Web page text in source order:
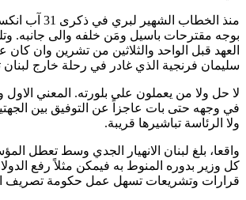
منذ
بوجه مقترحات باسيل ومَن خلفه والى جانبه.
العهد قبل الواحد والثلاثين من تشرين وان
سليمان فرنجية الذي غادر في رحلة خارج
لا حل ولا من يعملون على بلورته. المعني
في وجهه حتى بات عاجزاً عن التوفيق بين
ولا الرئاسة تباشيرها قريبة.
واقعا، بلغ لبنان الانهيار الجدي وسط تعطل
كل وزير بدوره المنوط به فيمكن مثلاً رفع
قرارات وتشريعات تسهل عمل حكومة تصريف